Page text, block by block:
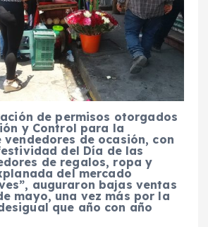
de permisos otorgados
y Control para la
de ocasión, con
del Día de las
de regalos, ropa y
del mercado
auguraron bajas ventas
mayo, una vez más por la
que año con año